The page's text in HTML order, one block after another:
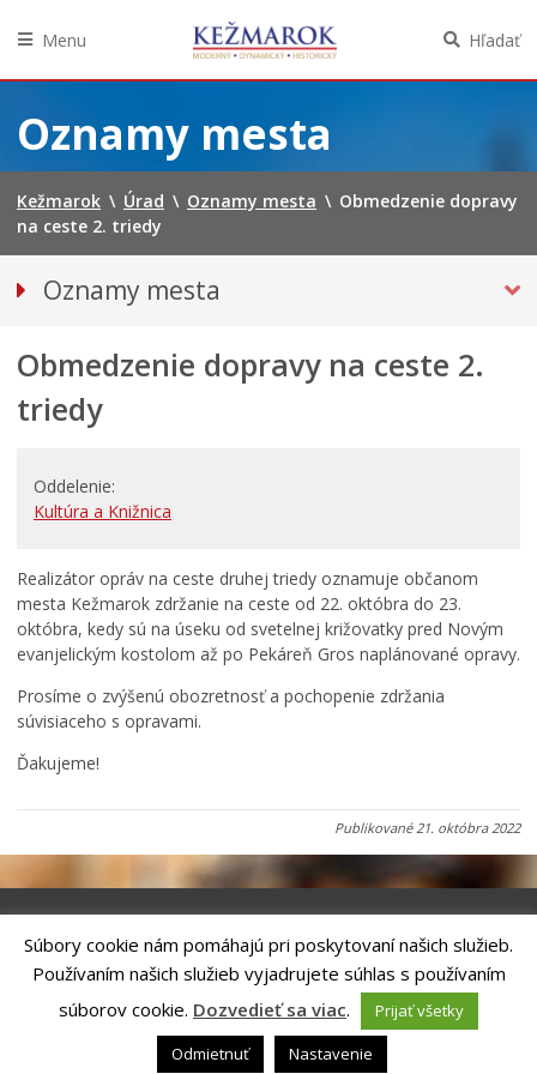
obsah
Menu Hľadať
Oznamy mesta
Kežmarok \ Úrad \ Oznamy mesta \ Obmedzenie dopravy
na ceste 2. triedy
Oznamy mesta
BEZPEČNOSŤ
Straty a nálezy
Doprava, údržba komunikácií
Kultúra, šport a propagácia
Rodina, život, bývanie
Školstvo
Stavby, prenájmy a pozemky
Zamestnanie v samospráve
Životné prostredie a odpady
Obmedzenie dopravy na ceste 2.
triedy
Oddelenie
Kultúra a Knižnica
Realizátor opráv na ceste druhej triedy oznamuje občanom
mesta Kežmarok zdržanie na ceste od 22. októbra do 23.
októbra, kedy sú na úseku od svetelnej križovatky pred Novým
evanjelickým kostolom až po Pekáreň Gros naplánované opravy.
Prosíme o zvýšenú obozretnosť a pochopenie zdržania
súvisiaceho s opravami.
Ďakujeme!
Publikované21. októbra 2022
Riešenie ANTIK SMART CITY
| Technický prevádzkovateľ – MVI
Technology, s.r.o.
Správca webového sídla: Mesto Kežmarok, Hlavné námestie, 060 01
Kežmarok, tel.: +421524660111
podatelna@kezmarok.sk,|Vyhlásenie o prístupnosti
Ochrana osobných údajov
Súbory cookie nám pomáhajú pri poskytovaní našich služieb.
Používaním našich služieb vyjadrujete súhlas s používaním
súborov cookie. Dozvedieť sa viac.
Prijať všetky
Odmietnuť
Nastavenie